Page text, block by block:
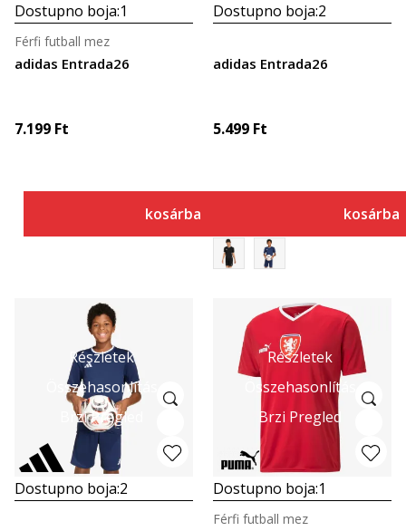
Dostupno boja:1
adidas Entrada26
Férfi futball mez
7.199 Ft
kosárba
Dostupno boja:2
adidas Entrada26
5.499 Ft
kosárba
Részletek
Összehasonlítás
Brzi Pregled
Dostupno boja:2
Részletek
Összehasonlítás
Brzi Pregled
Dostupno boja:1
Férfi futball mez